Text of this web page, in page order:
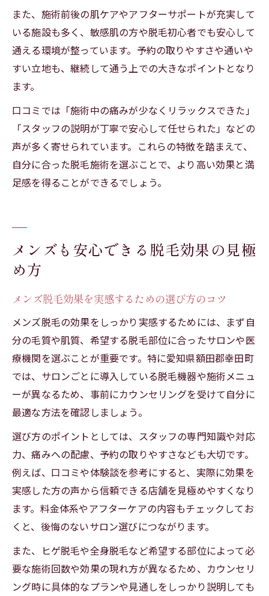
また、施術前後の肌ケアやアフターサポートが充実して
いる施設も多く、敏感肌の方や脱毛初心者でも安心して
通える環境が整っています。予約の取りやすさや通いや
すい立地も、継続して通う上での大きなポイントとなり
ます。
口コミでは「施術中の痛みが少なくリラックスできた」
「スタッフの説明が丁寧で安心して任せられた」などの
声が多く寄せられています。これらの特徴を踏まえて、
自分に合った脱毛施術を選ぶことで、より高い効果と満
足感を得ることができるでしょう。
メンズも安心できる脱毛効果の見極
め方
メンズ脱毛効果を実感するための選び方のコツ
メンズ脱毛の効果をしっかり実感するためには、まず自
分の毛質や肌質、希望する脱毛部位に合ったサロンや医
療機関を選ぶことが重要です。特に愛知県額田郡幸田町
では、サロンごとに導入している脱毛機器や施術メニュ
ーが異なるため、事前にカウンセリングを受けて自分に
最適な方法を確認しましょう。
選び方のポイントとしては、スタッフの専門知識や対応
力、痛みへの配慮、予約の取りやすさなども大切です。
例えば、口コミや体験談を参考にすると、実際に効果を
実感した方の声から信頼できる店舗を見極めやすくなり
ます。料金体系やアフターケアの内容もチェックしてお
くと、後悔のないサロン選びにつながります。
また、ヒゲ脱毛や全身脱毛など希望する部位によって必
要な施術回数や効果の現れ方が異なるため、カウンセリ
ング時に具体的なプランや見通しをしっかり説明しても